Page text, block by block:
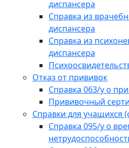
диспансера
Справка из
диспансера
Справка из
диспансера
Отказ от прививок
Справка 063/у о
Прививочный
Справки для учащихся
Справка 095/у о